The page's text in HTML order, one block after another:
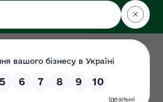
здійснення
нагляду